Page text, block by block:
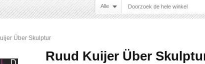
Alle
Über Skulptur
Ruud Kuijer Über